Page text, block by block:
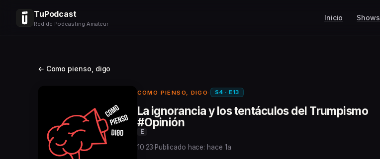
TuPodcast
Red de Podcasting Amateur
Inicio Shows
← Como pienso, digo
COMO PIENSO, DIGO · S4 · E13
La ignorancia y los tentáculos del Trumpismo
#Opinión
E
10:23·Publicado hace: hace 1a